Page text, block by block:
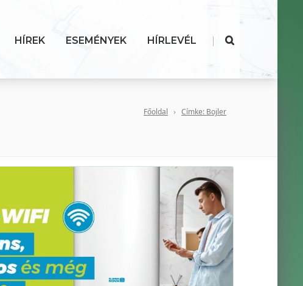
HÍREK ESEMÉNYEK HÍRLEVÉL |
Főoldal Címke: Bojler